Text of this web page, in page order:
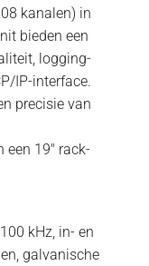
kanalen) in
bieden een
logging-
IP-interface.
precisie van
19″ rack-
kHz, in- en
galvanische